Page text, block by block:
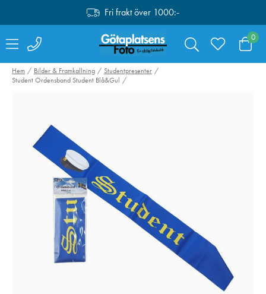
Fri frakt över 1000:-
0
Manfrotto Befree
Advanced Twist
Aluminium svart -
Fujifilm Instax
Square Film
289 kr
289 kr
I lager
Hem Bilder & Framkallning
Studentpresenter
Student Ordensband Student Blå&Gul